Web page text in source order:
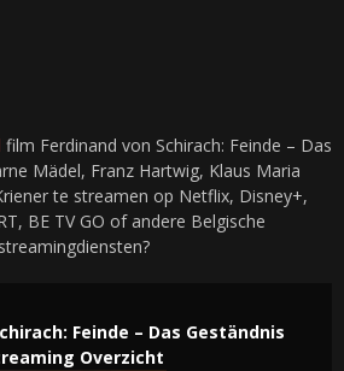
film Ferdinand von Schirach: Feinde – Das
Mädel, Franz Hartwig, Klaus Maria
te streamen op Netflix, Disney+,
BE TV GO of andere Belgische
streamingdiensten?
Feinde – Das Geständnis
Overzicht